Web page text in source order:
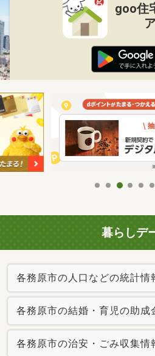
goo住
暮らしデ
各務原市の人口などの統計情
各務原市の結婚・育児の助成
各務原市の治安・ごみ収集情